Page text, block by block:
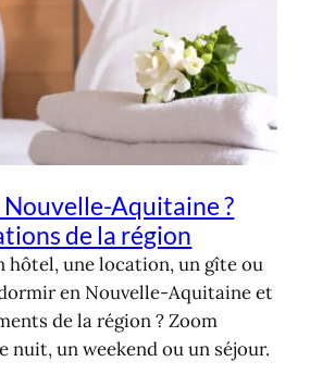
Aquitaine ?
de la région
hôtel, une location, un gîte ou
en Nouvelle-Aquitaine et
de la région ? Zoom
nuit, un weekend ou un séjour.